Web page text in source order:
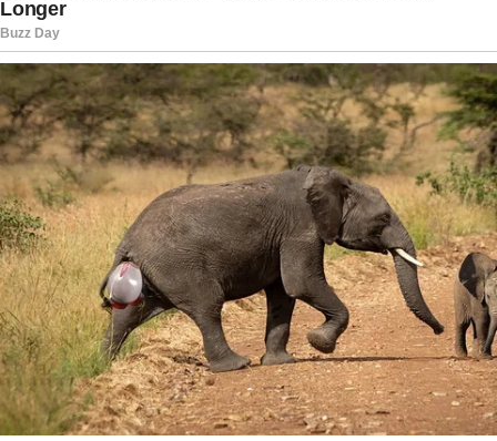
como viveu: impossível de ignorar, mesmo
depois do último ato.